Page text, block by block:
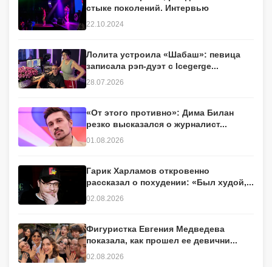
стыке поколений. Интервью
22.10.2024
Лолита устроила «Шабаш»: певица
записала рэп-дуэт с Icegerge...
28.07.2026
«От этого противно»: Дима Билан
резко высказался о журналист...
01.08.2026
Гарик Харламов откровенно
рассказал о похудении: «Был худой,...
02.08.2026
Фигуристка Евгения Медведева
показала, как прошел ее девични...
02.08.2026